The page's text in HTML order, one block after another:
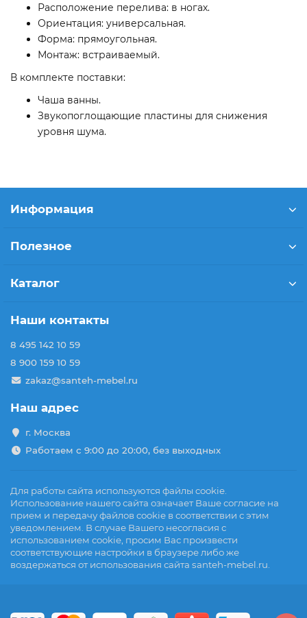
Расположение перелива: в ногах.
Ориентация: универсальная.
Форма: прямоугольная.
Монтаж: встраиваемый.
В комплекте поставки:
Чаша ванны.
Звукопоглощающие пластины для снижения
уровня шума.
Информация
Полезное
Каталог
Наши контакты
8 495 142 10 59
8 900 159 10 59
zakaz@santeh-mebel.ru
Наш адрес
г. Москва
Работаем с 9:00 до 20:00, без выходных
Для работы сайта используются файлы cookie.
Использование нашего сайта означает Ваше согласие на
прием и передачу файлов cookie в соответствии с этим
уведомлением. В случае Вашего несогласия с
использованием cookie, просим Вас произвести
соответствующие настройки в браузере либо же
воздержаться от использования сайта santeh-mebel.ru.